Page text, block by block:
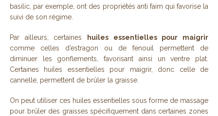
basilic, par exemple, ont des propriétés anti faim qui favorise la
suivi de son régime.
Par ailleurs, certaines
huiles essentielles pour maigrir
comme celles d’estragon ou de fenouil permettent de
diminuer les gonflements, favorisant ainsi un ventre plat.
Certaines huiles essentielles pour maigrir, donc celle de
cannelle, permettent de brûler la graisse.
On peut utiliser ces huiles essentielles sous forme de massage
pour brûler des graisses spécifiquement dans certaines zones